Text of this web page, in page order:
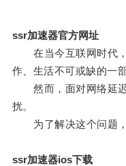
ssr加速器官方网址
在当今互联网时代，
作、生活不可或缺的一部
然而，面对网络延迟
扰。
为了解决这个问题，
ssr加速器ios下载